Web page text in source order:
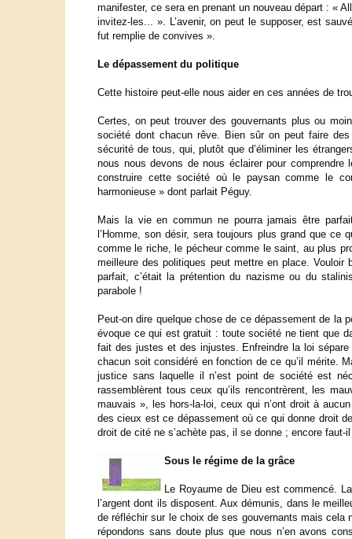
manifester, ce sera en prenant un nouveau départ : «
invitez-les... ». L’avenir, on peut le supposer, est
fut remplie de convives ».
Le dépassement du politique
Cette histoire peut-elle nous aider en ces années de
Certes, on peut trouver des gouvernants plus ou
société dont chacun rêve. Bien sûr on peut faire
sécurité de tous, qui, plutôt que d’éliminer les
nous nous devons de nous éclairer pour
construire cette société où le paysan comme le
harmonieuse » dont parlait Péguy.
Mais la vie en commun ne pourra jamais être
l’Homme, son désir, sera toujours plus grand que ce
comme le riche, le pécheur comme le saint, au plus
meilleure des politiques peut mettre en place. Vouloir
parfait, c’était la prétention du nazisme ou du
parabole !
Peut-on dire quelque chose de ce dépassement de
évoque ce qui est gratuit : toute société ne tient que
fait des justes et des injustes. Enfreindre la loi
chacun soit considéré en fonction de ce qu’il mérite.
justice sans laquelle il n’est point de société est
rassemblèrent tous ceux qu’ils rencontrèrent, les
mauvais », les hors-la-loi, ceux qui n’ont droit à
des cieux est ce dépassement où ce qui donne droit
droit de cité ne s’achète pas, il se donne ; encore faut-
Sous le régime de la grâce
Le Royaume de Dieu est commencé.
l’argent dont ils disposent. Aux démunis, dans le
de réfléchir sur le choix de ses gouvernants mais cela
répondons sans doute plus que nous n’en avons